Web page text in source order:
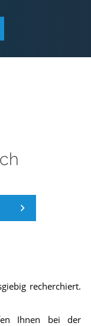
recherchiert.
Ihnen bei der